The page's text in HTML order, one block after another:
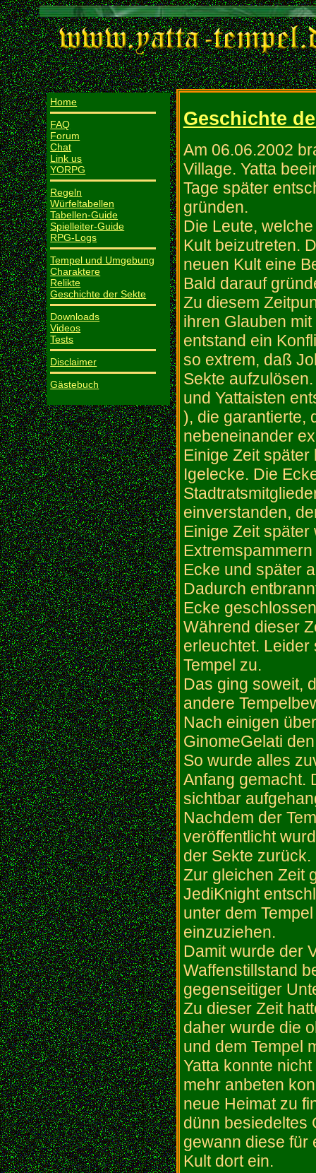
Home
FAQ
Forum
Chat
Link us
YORPG
Regeln
Würfeltabellen
Tabellen-Guide
Spielleiter-Guide
RPG-Logs
Tempel und Umgebung
Charaktere
Relikte
Geschichte der Sekte
Downloads
Videos
Tests
Disclaimer
Gästebuch
Geschichte
Am 06.06.2002
Village. Yatta
Tage später
gründen.
Die Leute,
Kult beizutreten.
neuen Kult eine
Bald darauf
Zu diesem
ihren Glauben
entstand ein
so extrem, daß
Sekte
und Yattaisten
), die garantierte,
nebeneinander
Einige Zeit später
Igelecke. Die
einverstanden,
Einige Zeit
Ecke und später
Dadurch
Ecke
Während dieser
erleuchtet. Leider
Tempel zu.
Das ging soweit,
andere
Nach einigen
GinomeGelati
So wurde alles
Anfang gemacht.
sichtbar
Nachdem der
veröffentlicht
der Sekte zurück.
Zur gleichen Zeit
JediKnight
unter dem
einzuziehen.
Damit wurde der
Waffenstillstand
gegenseitiger
Zu dieser Zeit
daher wurde die
und dem Tempel
Yatta konnte
mehr anbeten
neue Heimat zu
dünn besiedeltes
gewann diese für
Kult dort ein.